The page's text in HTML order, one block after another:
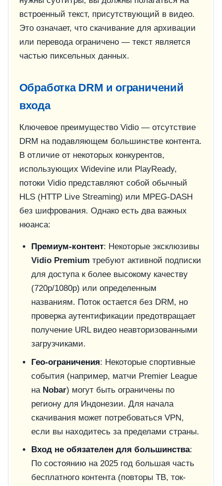
встроенный текст, присутствующий в видео.
Это означает, что скачивание для архивации
или перевода ограничено — текст является
частью пиксельных данных.
Обработка DRM и ограничений
входа
Ключевое преимущество Vidio — отсутствие
DRM на подавляющем большинстве контента.
В отличие от некоторых конкурентов,
использующих Widevine или PlayReady,
потоки Vidio представляют собой обычный
HLS (HTTP Live Streaming) или MPEG-DASH
без шифрования. Однако есть два важных
нюанса:
Премиум-контент: Некоторые эксклюзивы
Vidio Premium требуют активной подписки
для доступа к более высокому качеству
(720p/1080p) или определенным
названиям. Поток остается без DRM, но
проверка аутентификации предотвращает
получение URL видео неавторизованными
загрузчиками.
Гео-ограничения: Некоторые спортивные
события (например, матчи Premier League
на Nobar) могут быть ограничены по
региону для Индонезии. Для начала
скачивания может потребоваться VPN,
если вы находитесь за пределами страны.
Вход не обязателен для большинства:
По состоянию на 2025 год большая часть
бесплатного контента (повторы ТВ, ток-